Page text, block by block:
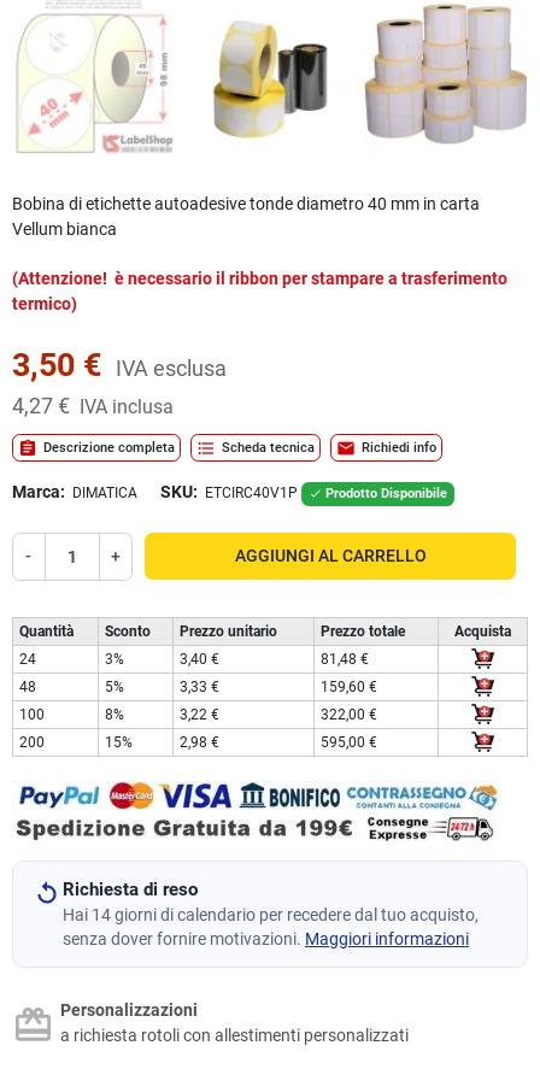
Bobina di etichette autoadesive tonde diametro 40 mm in carta
Vellum bianca
(Attenzione! è necessario il ribbon per stampare a trasferimento
termico)
3,50 €
IVA esclusa
4,27 €
IVA inclusa
assignment Descrizione completa format_list_bulleted Scheda tecnica mail Richiedi info
Marca: DIMATICA SKU: ETCIRC40V1P  Prodotto Disponibile
- + AGGIUNGI AL CARRELLO
Quantità Sconto Prezzo unitario Prezzo totale
Acquista
24
3% 3,40 €
81,48 €
48
5% 3,33 €
159,60 €
100
8% 3,22 €
322,00 €
200
15% 2,98 € 595,00 €
Richiesta di reso
Hai 14 giorni di calendario per recedere dal tuo acquisto,
senza dover fornire motivazioni. Maggiori informazioni
Personalizzazioni
a richiesta rotoli con allestimenti personalizzati